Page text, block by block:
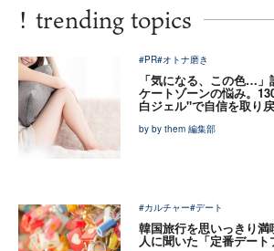
! trending topics
#PR#オトナ磨き
「気になる、この色…
ケートゾーンの悩み。
白ジェル"で自信を取り
by by them 編集部
#カルチャー#デート
韓国旅行を思いっきり
人に聞いた「定番デート